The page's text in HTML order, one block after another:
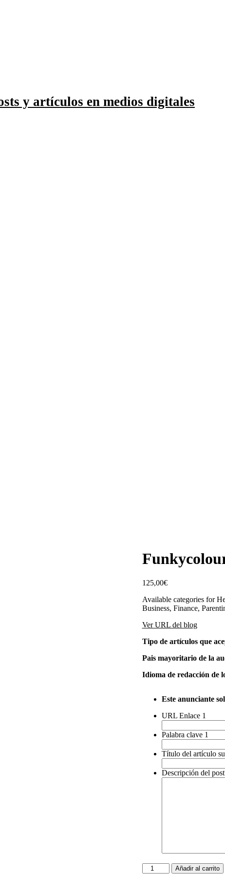
y artículos en medios digitales
125,00€
Available categories for
Business, Finance,
Ver URL del blog
Tipo de artículos que
Pais mayoritario de la
Idioma de redacción de
Este anunciante
URL Enlace 1
Palabra clave 1
Título del artículo
Descripción del post
FunkycolourAñadir al carrito